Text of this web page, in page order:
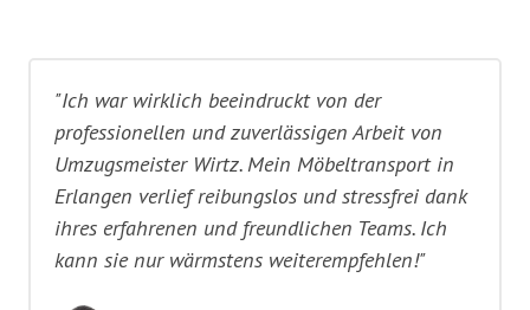
"Ich war wirklich beeindruckt von der
professionellen und zuverlässigen Arbeit von
Umzugsmeister Wirtz. Mein Möbeltransport in
Erlangen verlief reibungslos und stressfrei dank
ihres erfahrenen und freundlichen Teams. Ich
kann sie nur wärmstens weiterempfehlen!"